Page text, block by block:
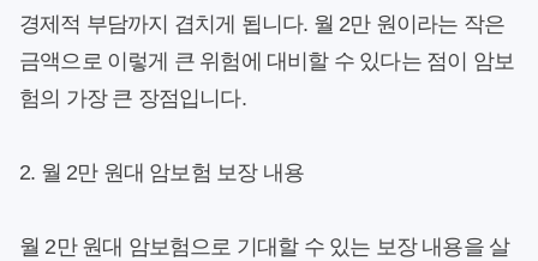
경제적 부담까지 겹치게 됩니다. 월 2만 원이라는 작은
금액으로 이렇게 큰 위험에 대비할 수 있다는 점이 암보
험의 가장 큰 장점입니다.
2. 월 2만 원대 암보험 보장 내용
월 2만 원대 암보험으로 기대할 수 있는 보장 내용을 살